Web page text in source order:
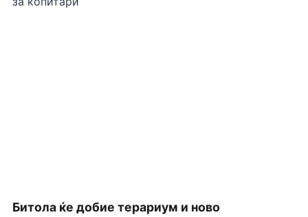
Битола ќе добие терариум и ново